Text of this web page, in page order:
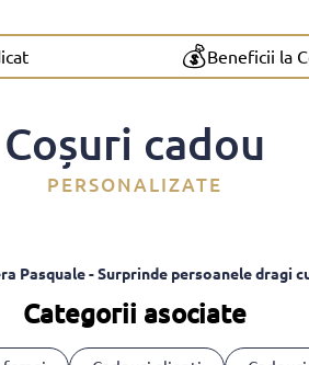
💰Beneficii la
Coșuri cadou
PERSONALIZATE
Pasquale - Surprinde persoanele dragi
Categorii asociate